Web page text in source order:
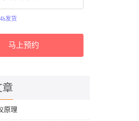
发货
马上预约
原理